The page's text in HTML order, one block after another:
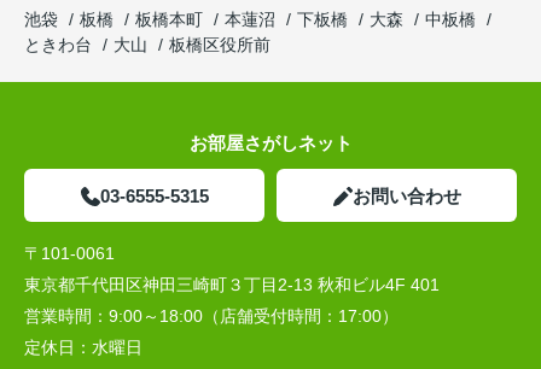
池袋
板橋 板橋本町 本蓮沼 下板橋 大森
中板橋
ときわ台
大山 板橋区役所前
お部屋さがしネット
03-6555-5315 お問い合わせ
〒101-0061
東京都千代田区神田三崎町３丁目2-13 秋和ビル4F 401
営業時間： 9:00～18:00（店舗受付時間：17:00）
定休日： 水曜日